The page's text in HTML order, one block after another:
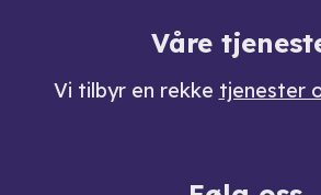
Våre
Vi tilbyr en rekke tjenester